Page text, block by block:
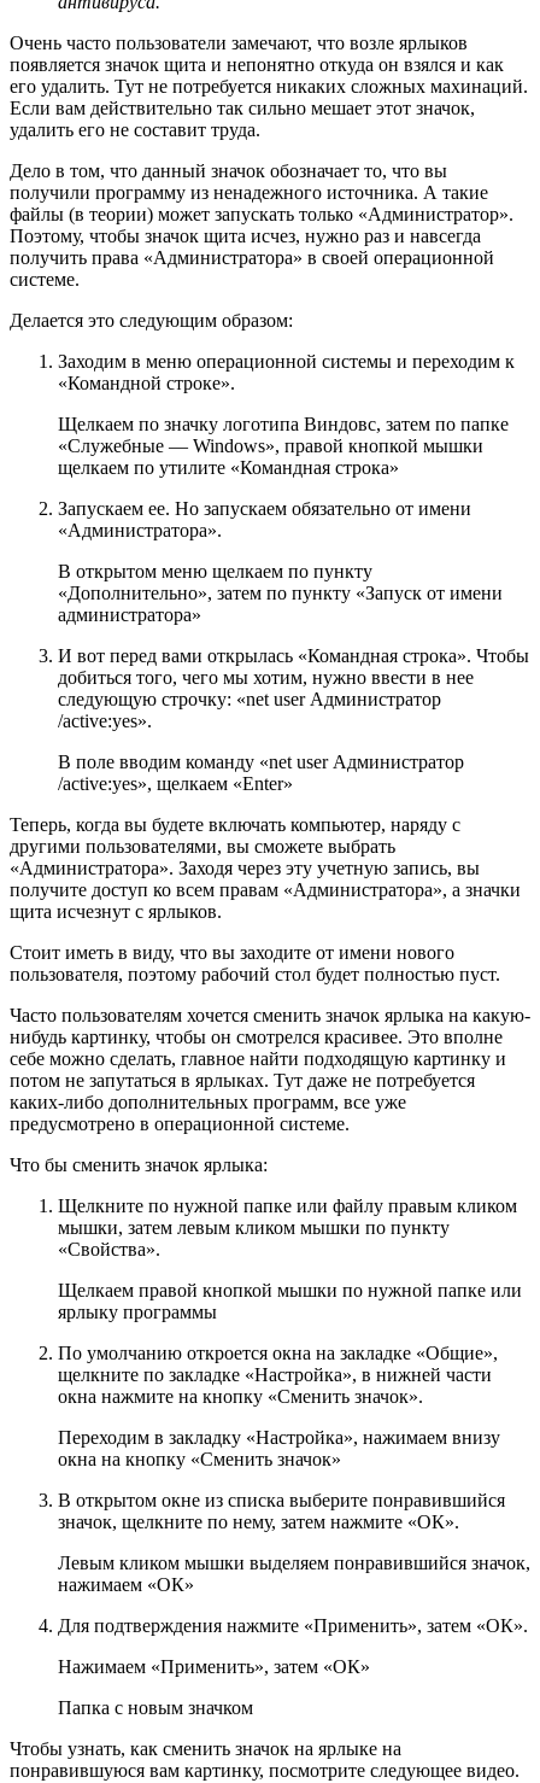
Очень часто пользователи замечают, что возле ярлыков
появляется значок щита и непонятно откуда он взялся и как
его удалить. Тут не потребуется никаких сложных махинаций.
Если вам действительно так сильно мешает этот значок,
удалить его не составит труда.
Дело в том, что данный значок обозначает то, что вы
получили программу из ненадежного источника. А такие
файлы (в теории) может запускать только «Администратор».
Поэтому, чтобы значок щита исчез, нужно раз и навсегда
получить права «Администратора» в своей операционной
системе.
Делается это следующим образом:
Заходим в меню операционной системы и переходим к
«Командной строке».
Щелкаем по значку логотипа Виндовс, затем по папке
«Служебные — Windows», правой кнопкой мышки
щелкаем по утилите «Командная строка»
Запускаем ее. Но запускаем обязательно от имени
«Администратора».
В открытом меню щелкаем по пункту
«Дополнительно», затем по пункту «Запуск от имени
администратора»
И вот перед вами открылась «Командная строка». Чтобы
добиться того, чего мы хотим, нужно ввести в нее
следующую строчку: «net user Администратор
/active:yes».
В поле вводим команду «net user Администратор
/active:yes», щелкаем «Enter»
Теперь, когда вы будете включать компьютер, наряду с
другими пользователями, вы сможете выбрать
«Администратора». Заходя через эту учетную запись, вы
получите доступ ко всем правам «Администратора», а значки
щита исчезнут с ярлыков.
Стоит иметь в виду, что вы заходите от имени нового
пользователя, поэтому рабочий стол будет полностью пуст.
Часто пользователям хочется сменить значок ярлыка на какую-
нибудь картинку, чтобы он смотрелся красивее. Это вполне
себе можно сделать, главное найти подходящую картинку и
потом не запутаться в ярлыках. Тут даже не потребуется
каких-либо дополнительных программ, все уже
предусмотрено в операционной системе.
Что бы сменить значок ярлыка:
Щелкните по нужной папке или файлу правым кликом
мышки, затем левым кликом мышки по пункту
«Свойства».
Щелкаем правой кнопкой мышки по нужной папке или
ярлыку программы
По умолчанию откроется окна на закладке «Общие»,
щелкните по закладке «Настройка», в нижней части
окна нажмите на кнопку «Сменить значок».
Переходим в закладку «Настройка», нажимаем внизу
окна на кнопку «Сменить значок»
В открытом окне из списка выберите понравившийся
значок, щелкните по нему, затем нажмите «ОК».
Левым кликом мышки выделяем понравившийся значок,
нажимаем «ОК»
Для подтверждения нажмите «Применить», затем «ОК».
Нажимаем «Применить», затем «ОК»
Папка с новым значком
Чтобы узнать, как сменить значок на ярлыке на
понравившуюся вам картинку, посмотрите следующее видео.